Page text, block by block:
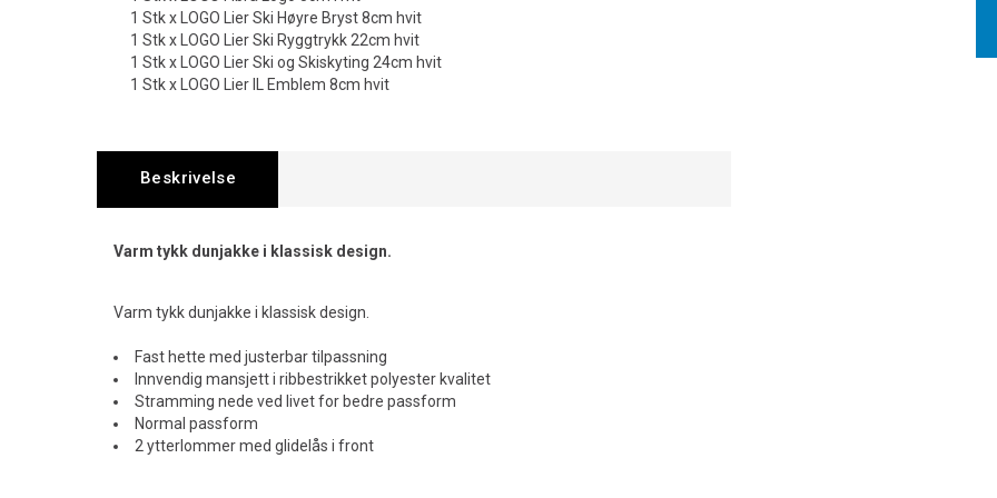
1 Stk x LOGO Lier Ski Høyre Bryst 8cm hvit
1 Stk x LOGO Lier Ski Ryggtrykk 22cm hvit
1 Stk x LOGO Lier Ski og Skiskyting 24cm hvit
1 Stk x LOGO Lier IL Emblem 8cm hvit
Beskrivelse
Varm tykk dunjakke i klassisk design.
Varm tykk dunjakke i klassisk design.
Fast hette med justerbar tilpassning
Innvendig mansjett i ribbestrikket polyester kvalitet
Stramming nede ved livet for bedre passform
Normal passform
2 ytterlommer med glidelås i front